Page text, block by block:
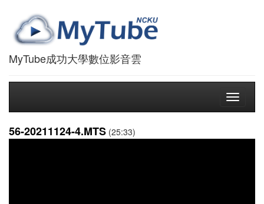
MyTube成功大學數位影音雲
Toggle
56-20211124-4.MTS (25:33)